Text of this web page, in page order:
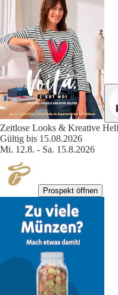
Zeitlose Looks & Kreative
Gültig bis 15.08.2026
Mi. 12.8. - Sa. 15.8.2026
Prospekt öffnen